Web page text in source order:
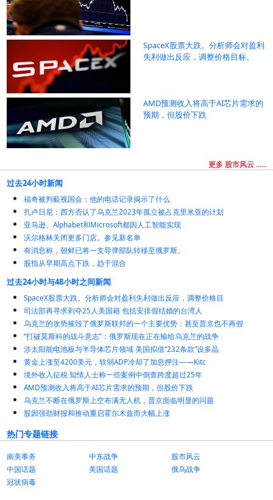
SpaceX股票大跌。分析师会对盈利
失利做出反应，调整价格目标。
AMD预测收入将高于AI芯片需求的
预期，但股价下跌
更多 股市风云 ......
过去24小时新闻
福奇被判藐视国会：他的电话记录揭示了什么
扎卢日尼：西方否认了乌克兰2023年孤立被占克里米亚的计划
亚马逊、Alphabet和Microsoft都因人工智能实现
沃尔格林关闭更多门店。参见新名单
有消息称，朝鲜已将一支导弹部队转移至俄罗斯。
股指从早期高点下跌，趋于混合
过去24小时与48小时之间新闻
SpaceX股票大跌。分析师会对盈利失利做出反应，调整价格目
司法部再寻求剥夺25人美国籍 包括安排假结婚的台湾人
乌克兰的攻势摧毁了俄罗斯联邦的一个主要优势：甚至普京也不再假
“打破莫斯科的战斗意志”：俄罗斯现在正在输给乌克兰的战争
涉太阳能电池板与半导体芯片领域 美国拟借“232条款”设多晶
黄金上涨至4200美元，软弱ADP冷却了加息押注——Kitc
境外收入征税 知情人士称一些案例中倒查跨度超过25年
AMD预测收入将高于AI芯片需求的预期，但股价下跌
乌克兰不断在俄罗斯上空布满无人机，普京面临明显的问题
股因强劲财报和推动重启霍尔木兹而大幅上涨
热门专题链接
南美事务 中东战争
股市风云
中国话题
美国话题
俄乌战争
冠状病毒